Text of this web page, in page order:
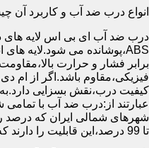
انواع درب ضد آب و کاربرد آن
درب ضد آب ای بی اس لایه های
کیفیت درب،نقش بسزایی
عبارتند از:درب ضد آب با
تا 99 درصد،این قابلیت را دارند که از انتقال بخار آب به محیط،جلوگیری کنند.